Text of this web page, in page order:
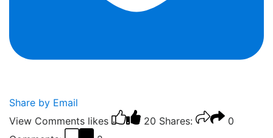
Share by Email
View Comments likes 20 Shares:
0